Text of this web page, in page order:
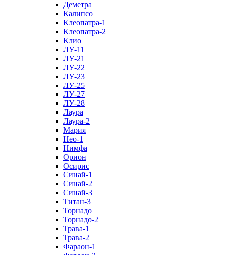
Деметра
Калипсо
Клеопатра-1
Клеопатра-2
Клио
ЛУ-11
ЛУ-21
ЛУ-22
ЛУ-23
ЛУ-25
ЛУ-27
ЛУ-28
Лаура
Лаура-2
Мария
Нео-1
Нимфа
Орион
Осирис
Синай-1
Синай-2
Синай-3
Титан-3
Торнадо
Торнадо-2
Трава-1
Трава-2
Фараон-1